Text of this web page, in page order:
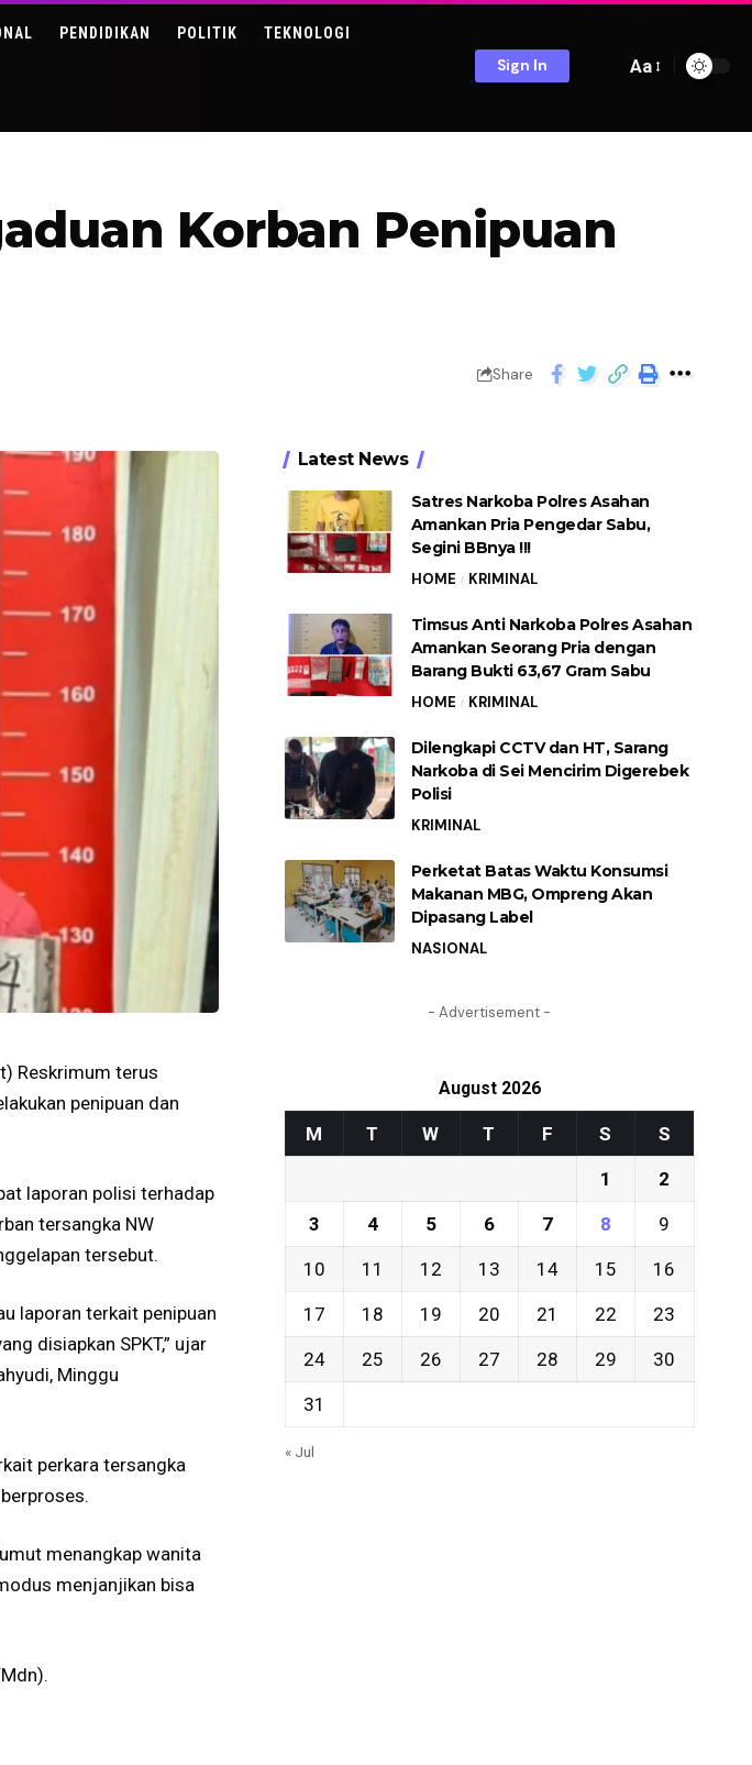
PENDIDIKAN POLITIK TEKNOLOGI
Sign In Aa
Korban Penipuan
Share
Reskrimum terus
penipuan dan
laporan polisi terhadap
tersangka NW
tersebut.
laporan terkait penipuan
disiapkan SPKT,” ujar
Minggu
perkara tersangka
menangkap wanita
menjanjikan bisa
Latest News
Satres Narkoba Polres Asahan
Amankan Pria Pengedar Sabu,
Segini BBnya !!!
HOME KRIMINAL
Timsus Anti Narkoba Polres Asahan
Amankan Seorang Pria dengan
Barang Bukti 63,67 Gram Sabu
HOME KRIMINAL
Dilengkapi CCTV dan HT, Sarang
Narkoba di Sei Mencirim Digerebek
Polisi
KRIMINAL
Perketat Batas Waktu Konsumsi
Makanan MBG, Ompreng Akan
Dipasang Label
NASIONAL
- Advertisement -
August 2026
M T W T F S S
1 2
3 4 5 6 7 8 9
10 11 12 13 14 15 16
17 18 19 20 21 22 23
24 25 26 27 28 29 30
31
« Jul